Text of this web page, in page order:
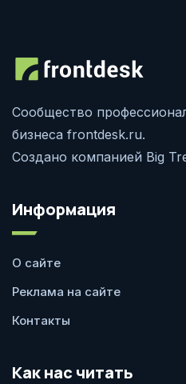
Сообщество
бизнеса frontdesk.ru.
Создано компанией Big
Информация
О сайте
Реклама на сайте
Контакты
Как нас читать